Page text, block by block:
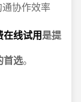
通协作效率
线试用是提
首选。